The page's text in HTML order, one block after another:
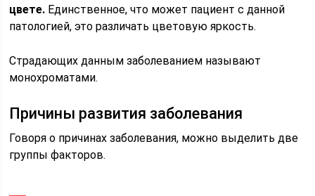
цвете. Единственное, что может пациент с данной
патологией, это различать цветовую яркость.
Страдающих данным заболеванием называют
монохроматами.
Причины развития заболевания
Говоря о причинах заболевания, можно выделить две
группы факторов.